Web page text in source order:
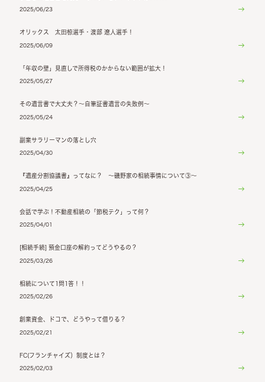
2025/06/23
オリックス 太田椋選手・渡部 遼人選手！
2025/06/09
「年収の壁」見直しで所得税のかからない範囲が拡大！
2025/05/27
その遺言書で大丈夫？～自筆証書遺言の失敗例～
2025/05/24
副業サラリーマンの落とし穴
2025/04/30
『遺産分割協議書』ってなに？ ～磯野家の相続事情について③～
2025/04/25
会話で学ぶ！不動産相続の「節税テク」って何？
2025/04/01
[相続手続] 預金口座の解約ってどうやるの？
2025/03/26
相続について1問1答！！
2025/02/26
創業資金、ドコで、どうやって借りる？
2025/02/21
FC(フランチャイズ）制度とは？
2025/02/03